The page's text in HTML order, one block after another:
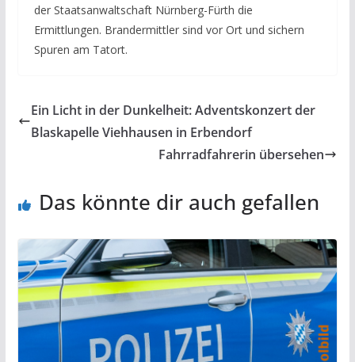
der Staatsanwaltschaft Nürnberg-Fürth die
Ermittlungen. Brandermittler sind vor Ort und sichern
Spuren am Tatort.
Ein Licht in der Dunkelheit: Adventskonzert der
Blaskapelle Viehhausen in Erbendorf
Fahrradfahrerin übersehen
Das könnte dir auch gefallen